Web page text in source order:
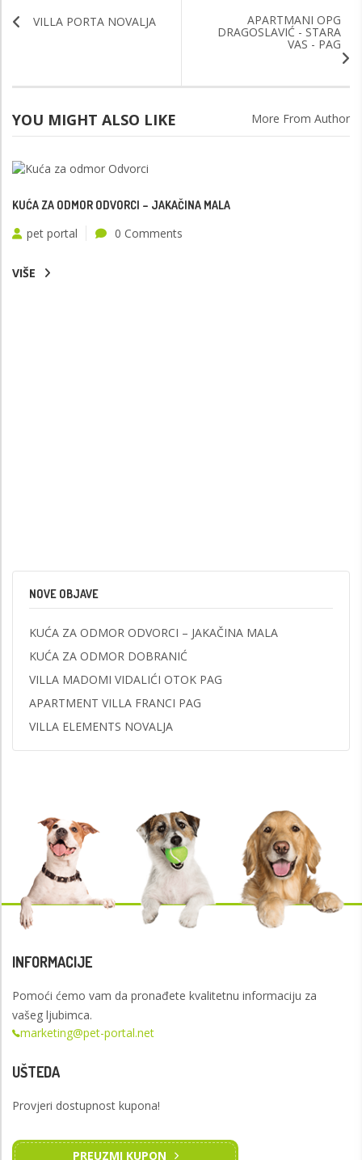
VILLA PORTA NOVALJA APARTMANI OPG
DRAGOSLAVIĆ - STARA
VAS - PAG
YOU MIGHT ALSO LIKE More From Author
KUĆA ZA ODMOR ODVORCI – JAKAČINA MALA
pet portal 0 Comments
VIŠE
NOVE OBJAVE
KUĆA ZA ODMOR ODVORCI – JAKAČINA MALA
KUĆA ZA ODMOR DOBRANIĆ
VILLA MADOMI VIDALIĆI OTOK PAG
APARTMENT VILLA FRANCI PAG
VILLA ELEMENTS NOVALJA
INFORMACIJE
Pomoći ćemo vam da pronađete kvalitetnu informaciju za
vašeg ljubimca.
marketing@pet-portal.net
UŠTEDA
Provjeri dostupnost kupona!
PREUZMI KUPON